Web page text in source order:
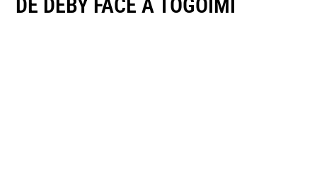
DE DEBY FACE A TOGOIMI